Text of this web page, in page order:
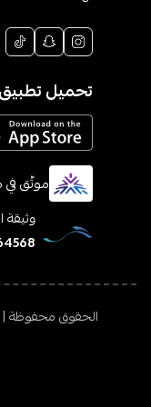
تحميل
موثّق في
وثيقة
الحقوق محفوظة | 2026